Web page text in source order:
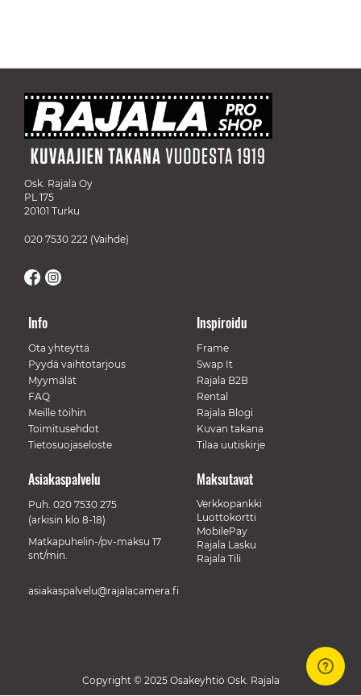
Osk. Rajala Oy
PL 175
20101 Turku
020 7530 222 (Vaihde)
Info
Ota yhteyttä
Pyydä vaihtotarjous
Myymälät
FAQ
Meille töihin
Toimitusehdot
Tietosuojaseloste
Inspiroidu
Frame
Swap It
Rajala B2B
Rental
Rajala Blogi
Kuvan takana
Tilaa uutiskirje
Maksutavat
Verkkopankki
Luottokortti
MobilePay
Rajala Lasku
Rajala Tili
Asiakaspalvelu
Puh. 020 7530 275
(arkisin klo 8-18)
Matkapuhelin-/pv-maksu 17
snt/min.
asiakaspalvelu@rajalacamera.fi
Copyright © 2025 Osakeyhtiö Osk. Rajala